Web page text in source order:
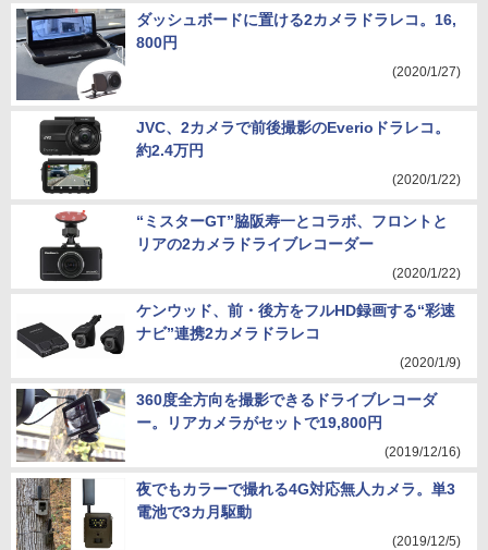
ダッシュボードに置ける2カメラドラレコ。16,
800円
(2020/1/27)
JVC、2カメラで前後撮影のEverioドラレコ。
約2.4万円
(2020/1/22)
“ミスターGT”脇阪寿一とコラボ、フロントと
リアの2カメラドライブレコーダー
(2020/1/22)
ケンウッド、前・後方をフルHD録画する“彩速
ナビ”連携2カメラドラレコ
(2020/1/9)
360度全方向を撮影できるドライブレコーダ
ー。リアカメラがセットで19,800円
(2019/12/16)
夜でもカラーで撮れる4G対応無人カメラ。単3
電池で3カ月駆動
(2019/12/5)